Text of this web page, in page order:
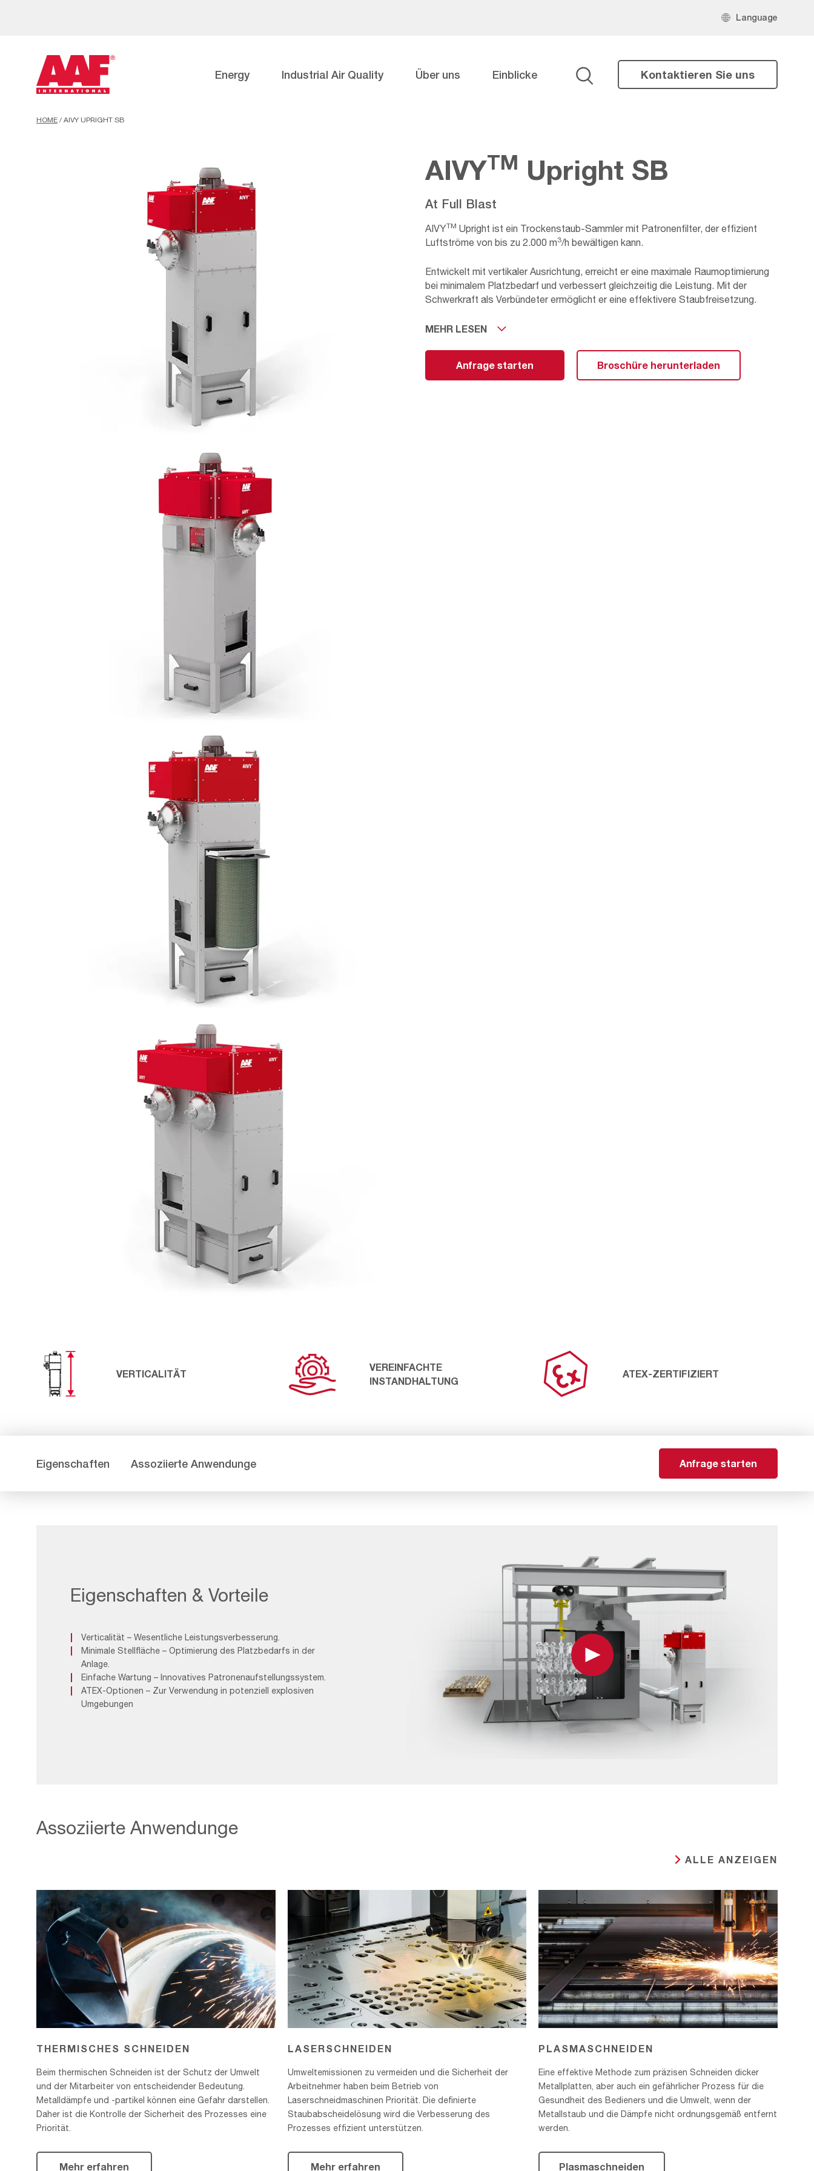
Language
Kontaktieren Sie uns
Energy Industrial Air Quality Über uns Einblicke
HOME / AIVY UPRIGHT SB
AIVYTM Upright SB
At Full Blast
AIVYTM Upright ist ein Trockenstaub-Sammler mit Patronenfilter, der effizient
Luftströme von bis zu 2.000 m3/h bewältigen kann.
Entwickelt mit vertikaler Ausrichtung, erreicht er eine maximale Raumoptimierung
bei minimalem Platzbedarf und verbessert gleichzeitig die Leistung. Mit der
Schwerkraft als Verbündeter ermöglicht er eine effektivere Staubfreisetzung.
Eine Plug & Play-Lösung für industrielle Prozesse mit spezifischen
MEHR LESEN
Anfrage starten Broschüre herunterladen
VERTICALITÄT
VEREINFACHTE
INSTANDHALTUNG
ATEX-ZERTIFIZIERT
Eigenschaften Assoziierte Anwendunge Anfrage starten
Play
Eigenschaften & Vorteile
Verticalität – Wesentliche Leistungsverbesserung.
Minimale Stellfläche – Optimierung des Platzbedarfs in der
Anlage.
Einfache Wartung – Innovatives Patronenaufstellungssystem.
ATEX-Optionen – Zur Verwendung in potenziell explosiven
Umgebungen
Assoziierte Anwendunge
ALLE ANZEIGEN
THERMISCHES
SCHNEIDEN
THERMISCHES SCHNEIDEN
Beim thermischen Schneiden ist der Schutz der Umwelt
und der Mitarbeiter von entscheidender Bedeutung.
Metalldämpfe und -partikel können eine Gefahr darstellen.
Daher ist die Kontrolle der Sicherheit des Prozesses eine
Priorität.
Mehr erfahren
LASERSCHNEIDEN
LASERSCHNEIDEN
Umweltemissionen zu vermeiden und die Sicherheit der
Arbeitnehmer haben beim Betrieb von
Laserschneidmaschinen Priorität. Die definierte
Staubabscheidelösung wird die Verbesserung des
Prozesses effizient unterstützen.
Mehr erfahren
PLASMASCHNEIDEN
PLASMASCHNEIDEN
Eine effektive Methode zum präzisen Schneiden dicker
Metallplatten, aber auch ein gefährlicher Prozess für die
Gesundheit des Bedieners und die Umwelt, wenn der
Metallstaub und die Dämpfe nicht ordnungsgemäß entfernt
werden.
Plasmaschneiden